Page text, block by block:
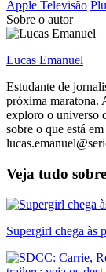
Apple Televisão
Sobre o autor
Lucas Emanuel
Estudante de
próxima maratona.
exploro o universo
sobre o que está
Veja tudo sobre
Supergirl chega às